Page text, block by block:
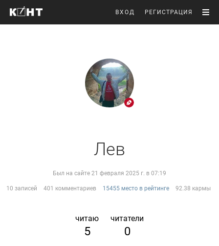
ВХОД РЕГИСТРАЦИЯ
Лев
Был на сайте 21 февраля 2025 г. в 07:19
10 записей 401 комментариев 15455 место в рейтинге 92.38 кармы
читаю
5
читатели
0